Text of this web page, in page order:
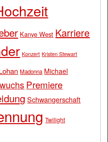
Kanye West Karriere
Konzert Kristen Stewart
Madonna Michael
Premiere
Schwangerschaft
Twilight